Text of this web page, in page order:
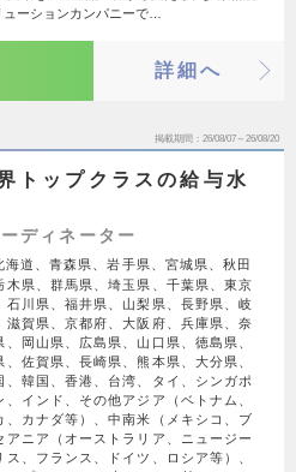
ューションカンパニーで…
詳細へ
掲載期間 26/08/07～26/08/20
トップクラスの給与水
ディネーター
海道、青森県、岩手県、宮城県、秋田
県、群馬県、埼玉県、千葉県、東京
川県、福井県、山梨県、長野県、岐
賀県、京都府、大阪府、兵庫県、奈
岡山県、広島県、山口県、徳島県、
佐賀県、長崎県、熊本県、大分県、
韓国、香港、台湾、タイ、シンガポ
インド、その他アジア（ベトナム、
、カナダ等）、中南米（メキシコ、ブ
ニア（オーストラリア、ニュージー
、フランス、ドイツ、ロシア等）、